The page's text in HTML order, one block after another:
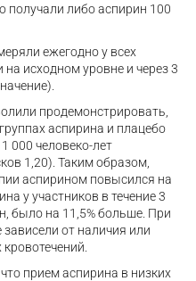
получали либо аспирин 100
ежегодно у всех
исходном уровне и через 3
продемонстрировать,
аспирина и плацебо
000 человеко-лет
1,20). Таким образом,
аспирином повысился на
у участников в течение 3
было на 11,5% больше. При
от наличия или
прием аспирина в низких